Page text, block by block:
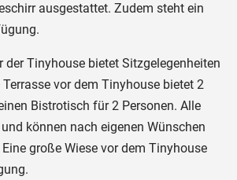
ausgestattet. Zudem steht ein
der Tinyhouse bietet Sitzgelegenheiten
vor dem Tinyhouse bietet 2
Bistrotisch für 2 Personen. Alle
können nach eigenen Wünschen
große Wiese vor dem Tinyhouse